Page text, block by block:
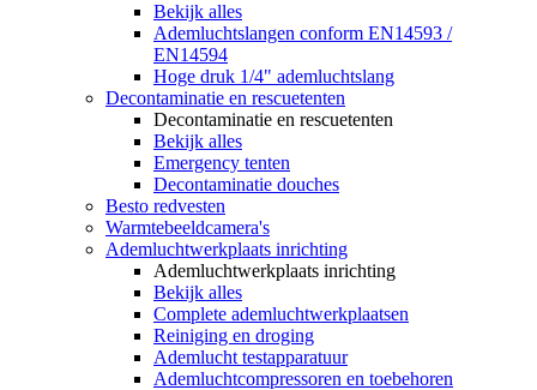
Bekijk alles
Ademluchtslangen conform EN14593 /
EN14594
Hoge druk 1/4" ademluchtslang
Decontaminatie en rescuetenten
Decontaminatie en rescuetenten
Bekijk alles
Emergency tenten
Decontaminatie douches
Besto redvesten
Warmtebeeldcamera's
Ademluchtwerkplaats inrichting
Ademluchtwerkplaats inrichting
Bekijk alles
Complete ademluchtwerkplaatsen
Reiniging en droging
Ademlucht testapparatuur
Ademluchtcompressoren en toebehoren